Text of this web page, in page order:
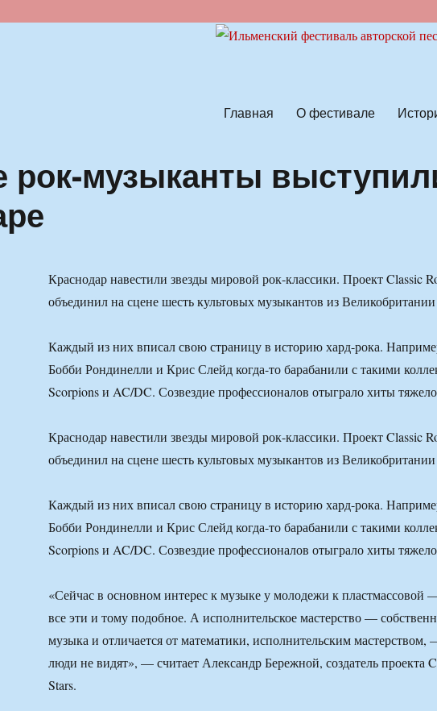
Главная О фестивале
музыканты
Краснодар навестили звезды мировой рок-классики. Проект Classic
объединил на сцене шесть культовых музыкантов из
Каждый из них вписал свою страницу в историю хард-рока.
Бобби Рондинелли и Крис Слейд когда-то барабанили с такими
Scorpions и AC/DC. Созвездие профессионалов отыграло хиты
Краснодар навестили звезды мировой рок-классики. Проект Classic
объединил на сцене шесть культовых музыкантов из
Каждый из них вписал свою страницу в историю хард-рока.
Бобби Рондинелли и Крис Слейд когда-то барабанили с такими
Scorpions и AC/DC. Созвездие профессионалов отыграло хиты
«Сейчас в основном интерес к музыке у молодежи к пластмассовой
все эти и тому подобное. А исполнительское мастерство —
музыка и отличается от математики, исполнительским мастерством,
люди не видят», — считает Александр Бережной, создатель проекта
Stars.